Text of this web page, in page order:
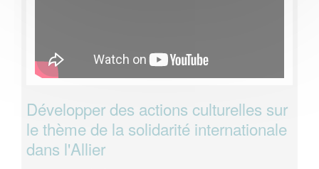
Développer des actions culturelles sur
le thème de la solidarité internationale
dans l'Allier